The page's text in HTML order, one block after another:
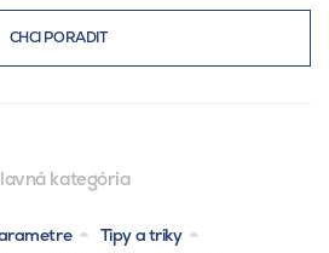
CHCI PORADIT
kategória
Tipy a triky